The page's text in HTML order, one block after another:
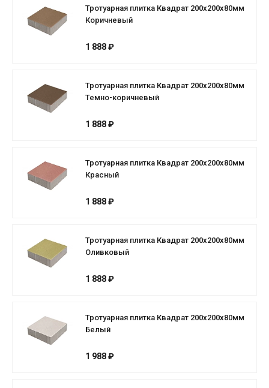
Тротуарная плитка Квадрат 200х200х80мм
Коричневый
1 888 ₽
Тротуарная плитка Квадрат 200х200х80мм
Темно-коричневый
1 888 ₽
Тротуарная плитка Квадрат 200х200х80мм
Красный
1 888 ₽
Тротуарная плитка Квадрат 200х200х80мм
Оливковый
1 888 ₽
Тротуарная плитка Квадрат 200х200х80мм
Белый
1 988 ₽